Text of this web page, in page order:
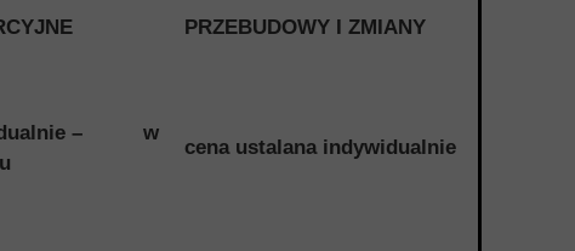
PRZEBUDOWY I ZMIANY
– w
cena ustalana indywidualnie